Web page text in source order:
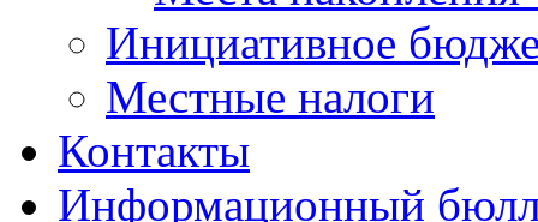
Инициативное
Местные налоги
Контакты
Информационный